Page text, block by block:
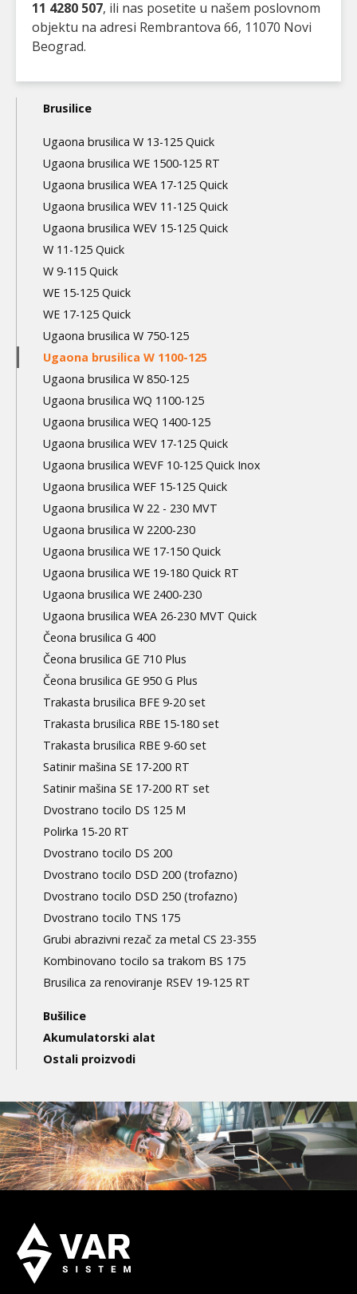
11 4280 507, ili nas posetite u našem poslovnom
objektu na adresi Rembrantova 66, 11070 Novi
Beograd.
Main
navigation
3nd
level
Brusilice
Ugaona brusilica W 13-125 Quick
Ugaona brusilica WE 1500-125 RT
Ugaona brusilica WEA 17-125 Quick
Ugaona brusilica WEV 11-125 Quick
Ugaona brusilica WEV 15-125 Quick
W 11-125 Quick
W 9-115 Quick
WE 15-125 Quick
WE 17-125 Quick
Ugaona brusilica W 750-125
Ugaona brusilica W 1100-125
Ugaona brusilica W 850-125
Ugaona brusilica WQ 1100-125
Ugaona brusilica WEQ 1400-125
Ugaona brusilica WEV 17-125 Quick
Ugaona brusilica WEVF 10-125 Quick Inox
Ugaona brusilica WEF 15-125 Quick
Ugaona brusilica W 22 - 230 MVT
Ugaona brusilica W 2200-230
Ugaona brusilica WE 17-150 Quick
Ugaona brusilica WE 19-180 Quick RT
Ugaona brusilica WE 2400-230
Ugaona brusilica WEA 26-230 MVT Quick
Čeona brusilica G 400
Čeona brusilica GE 710 Plus
Čeona brusilica GE 950 G Plus
Trakasta brusilica BFE 9-20 set
Trakasta brusilica RBE 15-180 set
Trakasta brusilica RBE 9-60 set
Satinir mašina SE 17-200 RT
Satinir mašina SE 17-200 RT set
Dvostrano tocilo DS 125 M
Polirka 15-20 RT
Dvostrano tocilo DS 200
Dvostrano tocilo DSD 200 (trofazno)
Dvostrano tocilo DSD 250 (trofazno)
Dvostrano tocilo TNS 175
Grubi abrazivni rezač za metal CS 23-355
Kombinovano tocilo sa trakom BS 175
Brusilica za renoviranje RSEV 19-125 RT
Bušilice
Akumulatorski alat
Ostali proizvodi